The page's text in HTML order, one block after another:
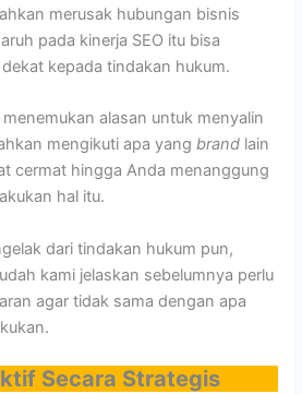
merusak hubungan bisnis
pada kinerja SEO itu bisa
kepada tindakan hukum.
alasan untuk menyalin
mengikuti apa yang brand lain
cermat hingga Anda menanggung
hal itu.
dari tindakan hukum pun,
kami jelaskan sebelumnya perlu
agar tidak sama dengan apa
Secara Strategis